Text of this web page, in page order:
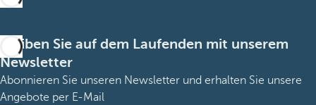
Bleiben Sie auf dem Laufenden mit unserem
Newsletter
Abonnieren Sie unseren Newsletter und erhalten Sie unsere
Angebote per E-Mail